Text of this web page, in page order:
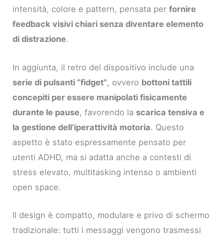
intensità, colore e pattern, pensata perfornire
feedback visivi chiari senza diventare elemento
di distrazione.
In aggiunta, il retro del dispositivo include una
serie di pulsanti “fidget”, ovvero bottoni tattili
concepiti per essere manipolati fisicamente
durante le pause, favorendo la scarica tensiva e
la gestione dell’iperattività motoria. Questo
aspetto è stato espressamente pensato per
utenti ADHD, ma si adatta anche a contesti di
stress elevato, multitasking intenso o ambienti
open space.
Il design è compatto, modulare e privo di schermo
tradizionale: tutti i messaggi vengono trasmessi